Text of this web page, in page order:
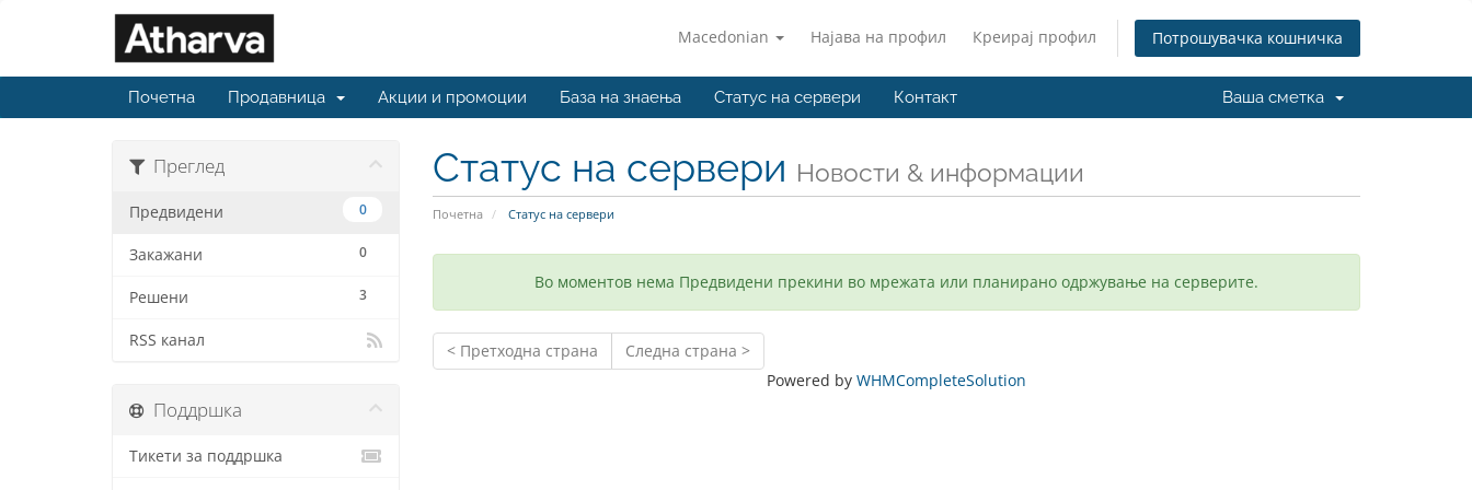
Macedonian Најава на профил Креирај профил Потрошувачка кошничка
Почетна Продавница Акции и промоции База на знаења Статус на сервери Контакт Ваша сметка
Статус на сервери Новости & информации
Почетна Статус на сервери
Преглед
0
Предвидени
0
Закажани
3
Решени
RSS канал
Во моментов нема Предвидени прекини во мрежата или планирано одржување на серверите.
< Претходна страна
Следна страна >
Powered by WHMCompleteSolution
Поддршка
Тикети за поддршка